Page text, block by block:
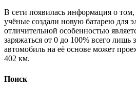
В сети появилась информация о том,
учёные создали новую батарею для
отличительной особенностью
заряжаться от 0 до 100% всего лишь
автомобиль на её основе может
402 км.
Поиск